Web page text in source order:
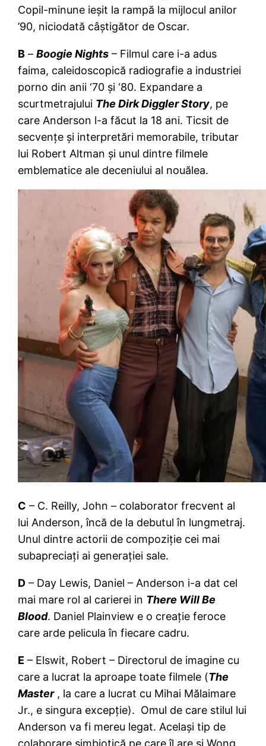
Copil-minune ieșit la rampă la mijlocul anilor
’90, niciodată câștigător de Oscar.
B –Boogie Nights – Filmul care i-a adus
faima, caleidoscopică radiografie a industriei
porno din anii ‘70 și ‘80. Expandare a
scurtmetrajului The Dirk Diggler Story, pe
care Anderson l-a făcut la 18 ani. Ticsit de
secvențe și interpretări memorabile, tributar
lui Robert Altman și unul dintre filmele
emblematice ale deceniului al nouălea.
C – C. Reilly, John – colaborator frecvent al
lui Anderson, încă de la debutul în lungmetraj.
Unul dintre actorii de compoziție cei mai
subapreciați ai generației sale.
D – Day Lewis, Daniel – Anderson i-a dat cel
mai mare rol al carierei in There Will Be
Blood. Daniel Plainview e o creație feroce
care arde pelicula în fiecare cadru.
E – Elswit, Robert – Directorul de imagine cu
care a lucrat la aproape toate filmele (The
Master, la care a lucrat cu Mihai Mălaimare
Jr., e singura excepție). Omul de care stilul lui
Anderson va fi mereu legat. Același tip de
colaborare simbiotică pe care îl are și Wong